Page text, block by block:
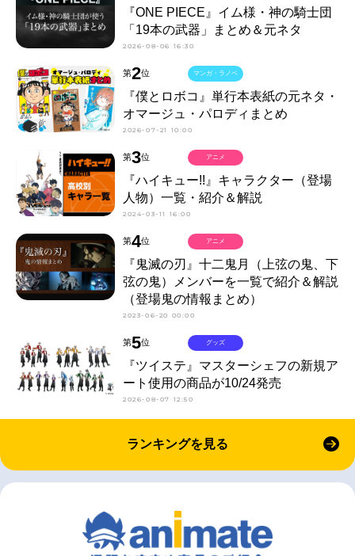
『ONE PIECE』イム様・神の騎士団
「19本の武器」まとめ＆元ネタ
2026-08-06 16:30
第2位
『僕とロボコ』単行本表紙の元ネタ・
オマージュ・パロディまとめ
2026-07-21 10:00
マンガ・ラノベ
第3位
『ハイキュー!!』キャラクター（登場
人物）一覧・紹介＆解説
2024-03-11 16:00
アニメ
第4位
『鬼滅の刃』十二鬼月（上弦の鬼、下
弦の鬼）メンバーを一覧で紹介＆解説
（登場鬼の情報まとめ）
2023-06-20 00:00
アニメ
第5位
『ツイステ』マスターシェフの新規ア
ート使用の商品が10/24発売
2026-08-07 12:50
グッズ
ランキングを見る